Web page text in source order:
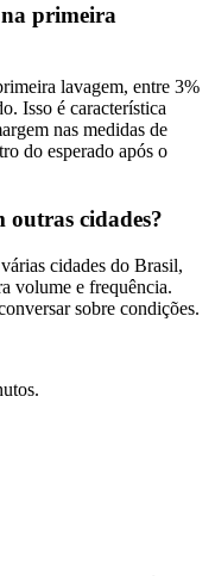
na primeira
lavagem, entre 3%
Isso é característica
nas medidas de
do esperado após o
outras cidades?
cidades do Brasil,
volume e frequência.
sobre condições.